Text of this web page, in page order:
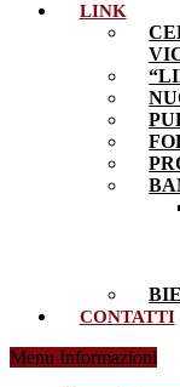
LINK
CONTATTI
Menu Informazioni